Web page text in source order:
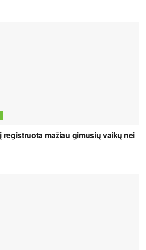
registruota mažiau gimusių vaikų nei